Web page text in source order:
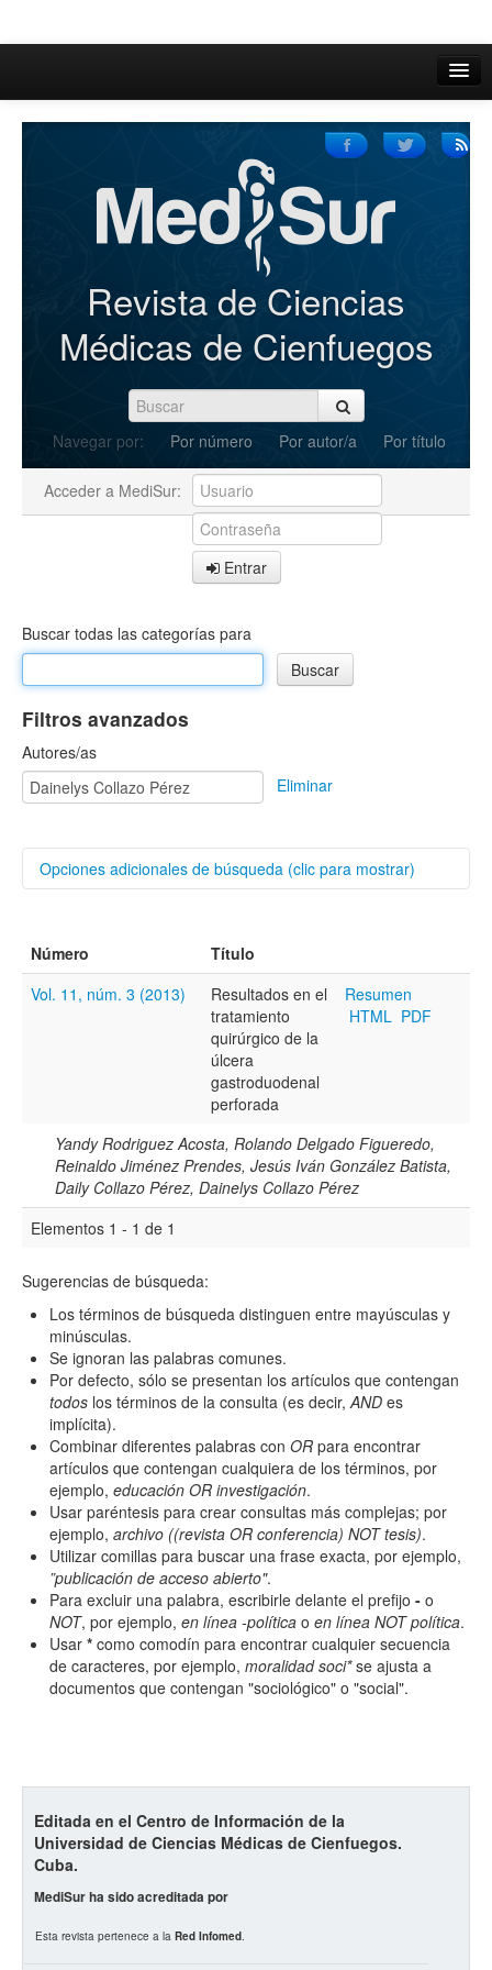
Inicio
Iniciar sesión
Registrarse
Revista de Ciencias
Médicas de Cienfuegos
Navegar por: Por número Por autor/a Por título
Acceder a MediSur:
Entrar
Buscar todas las categorías para
Filtros avanzados
Autores/as
Eliminar
Opciones adicionales de búsqueda (clic para mostrar)
Título
Archivo(s) adicional(es)
Fecha
De
Hasta
Términos de indexación
Disciplinas
Tipo (método/enfoque)
Cobertura
Número
Título
Vol. 11, núm. 3 (2013)
Resultados en el
tratamiento
quirúrgico de la
úlcera
gastroduodenal
perforada
Resumen
HTML PDF
Yandy Rodriguez Acosta, Rolando Delgado Figueredo,
Reinaldo Jiménez Prendes, Jesús Iván González Batista,
Daily Collazo Pérez, Dainelys Collazo Pérez
Elementos 1 - 1 de 1
Sugerencias de búsqueda:
Los términos de búsqueda distinguen entre mayúsculas y
minúsculas.
Se ignoran las palabras comunes.
Por defecto, sólo se presentan los artículos que contengan
todos los términos de la consulta (es decir, AND es
implícita).
Combinar diferentes palabras con OR para encontrar
artículos que contengan cualquiera de los términos, por
ejemplo, educación OR investigación.
Usar paréntesis para crear consultas más complejas; por
ejemplo, archivo ((revista OR conferencia) NOT tesis).
Utilizar comillas para buscar una frase exacta, por ejemplo,
”publicación de acceso abierto".
Para excluir una palabra, escribirle delante el prefijo - o
NOT, por ejemplo, en línea -política o en línea NOT política.
Usar * como comodín para encontrar cualquier secuencia
de caracteres, por ejemplo, moralidad soci*se ajusta a
documentos que contengan "sociológico" o "social".
Editada en el Centro de Información de la
Universidad de Ciencias Médicas de Cienfuegos.
Cuba.
MediSur ha sido acreditada por
Esta revista pertenece a la Red Infomed.